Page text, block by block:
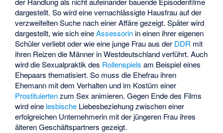
dargestellt. So wird eine vernachlässigte Hausfrau auf der
verzweifelten Suche nach einer Affäre gezeigt. Später wird
dargestellt, wie sich eineAssessorin in einen ihrer eigenen
Schüler verliebt oder wie eine junge Frau aus der DDR mit
ihren Reizen die Männer in Westdeutschland verführt. Auch
wird die Sexualpraktik des Rollenspiels am Beispiel eines
Ehepaars thematisiert. So muss die Ehefrau ihren
Ehemann mit dem Verhalten und im Kostüm einer
Prostituiertenzum Sex animieren. Gegen Ende des Films
wird eine lesbische Liebesbeziehung zwischen einer
erfolgreichen Unternehmerin mit der jüngeren Frau ihres
älteren Geschäftspartners gezeigt.